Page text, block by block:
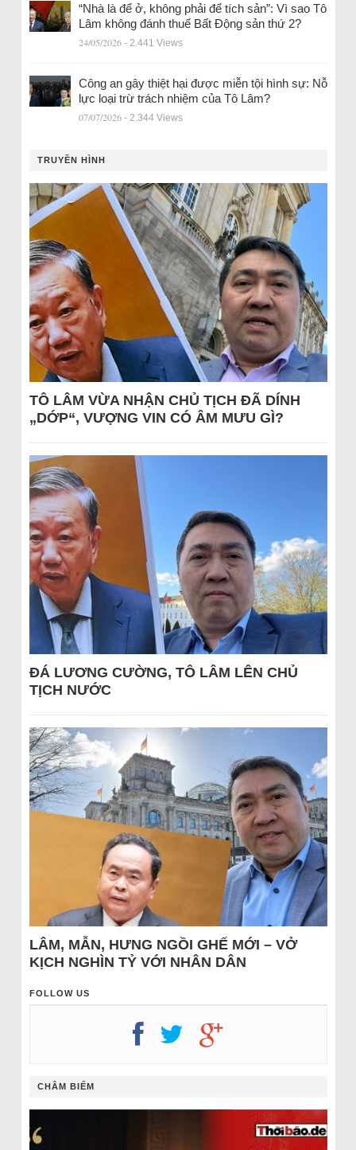
“Nhà là để ở, không phải để tích sản”: Vì sao Tô
Lâm không đánh thuế Bất Động sản thứ 2?
24/05/2026 - 2.441 Views
Công an gây thiệt hại được miễn tội hình sự: Nỗ
lực loại trừ trách nhiệm của Tô Lâm?
07/07/2026 - 2.344 Views
TRUYỀN HÌNH
TÔ LÂM VỪA NHẬN CHỦ TỊCH ĐÃ DÍNH
„DỚP“, VƯỢNG VIN CÓ ÂM MƯU GÌ?
ĐÁ LƯƠNG CƯỜNG, TÔ LÂM LÊN CHỦ
TỊCH NƯỚC
LÂM, MẪN, HƯNG NGỒI GHẾ MỚI – VỞ
KỊCH NGHÌN TỶ VỚI NHÂN DÂN
FOLLOW US
CHÂM BIẾM